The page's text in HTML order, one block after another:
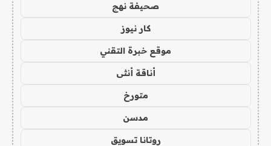
صحيفة نهج
كار نيوز
موقع خبرة التقني
أناقة أنثى
متورخ
مدسن
روتانا تسويق